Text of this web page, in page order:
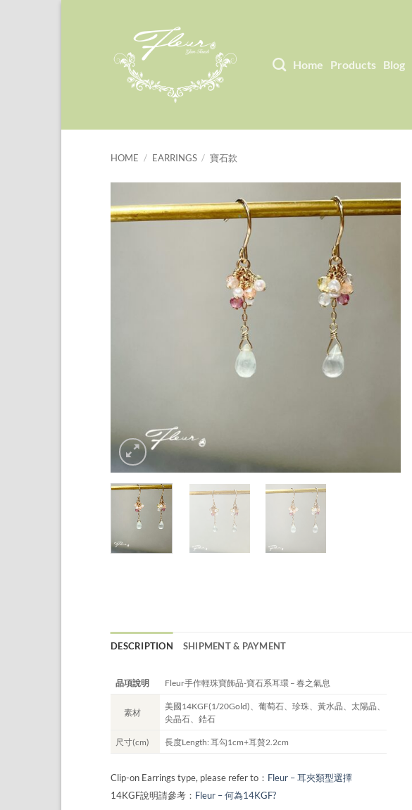
Home
Products Blog
HOME / EARRINGS / 寶石款
DESCRIPTION SHIPMENT & PAYMENT
品項說明 Fleur手作輕珠寶飾品-寶石系耳環 – 春之氣息
素材
美國14KGF(1/20Gold)、葡萄石、珍珠、黃水晶、太陽晶、
尖晶石、鋯石
尺寸(cm) 長度Length: 耳勾1cm+耳贅2.2cm
Clip-on Earrings type, please refer to： Fleur – 耳夾類型選擇
14KGF說明請參考： Fleur – 何為14KGF?